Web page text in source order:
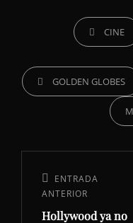
CATEGORÍAS
CINE
ETIQUETAS,GOLDEN GLOBES
entradas
Entrada
ENTRADA
ANTERIOR
Hollywood ya no